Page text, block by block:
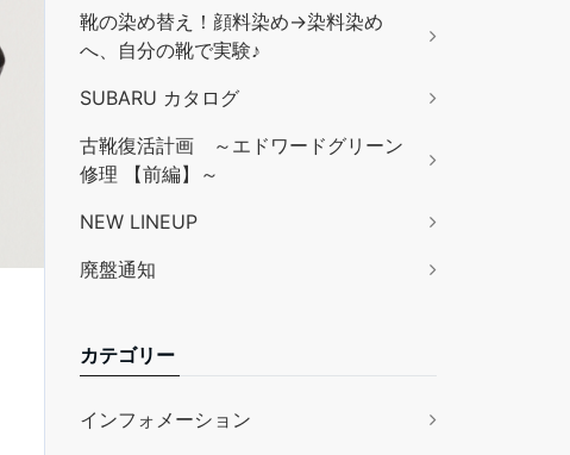
靴の染め替え！顔料染め→染料染め
へ、自分の靴で実験♪
SUBARU カタログ
古靴復活計画 ～エドワードグリーン
修理 【前編】～
NEW LINEUP
廃盤通知
カテゴリー
インフォメーション